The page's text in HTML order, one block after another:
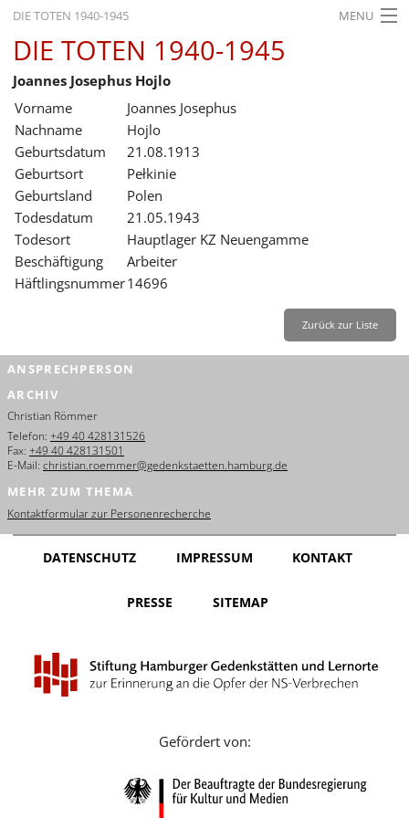
DIE TOTEN 1940-1945 MENU
STARTSEITE
AKTUELLES
AUSSTELLUNGEN
GESCHICHTE
BILDUNG
FORSCHUNG
SERVICE
Français
Dansk
Español
Nederlands
Português
Русский
Leichte Sprache
DIE TOTEN 1940-1945
Joannes Josephus Hojlo
Vorname
Joannes Josephus
Nachname
Hojlo
Geburtsdatum
21.08.1913
Geburtsort
Pełkinie
Geburtsland
Polen
Todesdatum
21.05.1943
Todesort
Hauptlager KZ Neuengamme
Beschäftigung
Arbeiter
Häftlingsnummer14696
Zurück zur Liste
ANSPRECHPERSON
ARCHIV
Christian Römmer
Telefon: +49 40 428131526
Fax: +49 40 428131501
E-Mail: christian.roemmer@gedenkstaetten.hamburg.de
MEHR ZUM THEMA
Kontaktformular zur Personenrecherche
DATENSCHUTZ IMPRESSUM KONTAKT
PRESSE SITEMAP
Gefördert von: